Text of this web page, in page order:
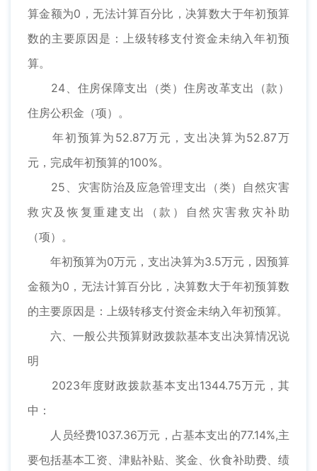
算金额为0，无法计算百分比，决算数大于年初预算
数的主要原因是：上级转移支付资金未纳入年初预
算。
24、住房保障支出（类）住房改革支出（款）
住房公积金（项）。
年初预算为52.87万元，支出决算为52.87万
元，完成年初预算的100%。
25、灾害防治及应急管理支出（类）自然灾害
救灾及恢复重建支出（款）自然灾害救灾补助
（项）。
年初预算为0万元，支出决算为3.5万元，因预算
金额为0，无法计算百分比，决算数大于年初预算数
的主要原因是：上级转移支付资金未纳入年初预算。
六、一般公共预算财政拨款基本支出决算情况说
明
2023年度财政拨款基本支出1344.75万元，其
中：
人员经费1037.36万元，占基本支出的77.14%,主
要包括基本工资、津贴补贴、奖金、伙食补助费、绩